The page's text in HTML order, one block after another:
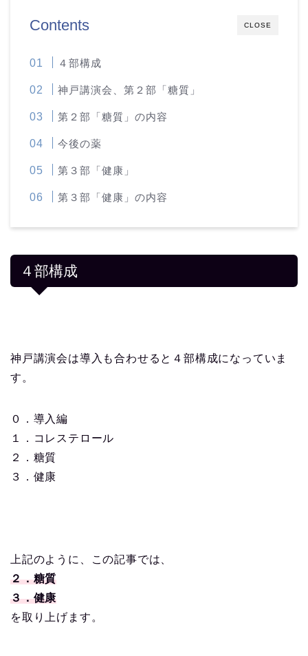
CLOSE
Contents
４部構成
神戸講演会、第２部「糖質」
第２部「糖質」の内容
今後の薬
第３部「健康」
第３部「健康」の内容
４部構成
神戸講演会は導入も合わせると４部構成になっていま
す。
０．導入編
１．コレステロール
２．糖質
３．健康
上記のように、この記事では、
２．糖質
３．健康
を取り上げます。